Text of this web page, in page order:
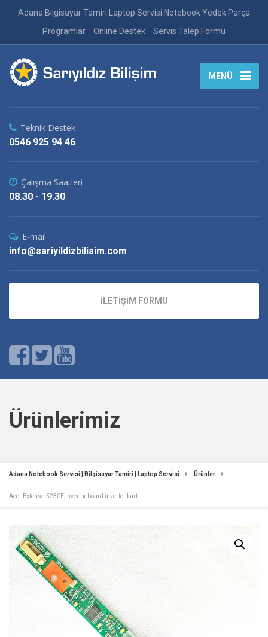
Adana Bilgisayar Tamiri Laptop Servisi Notebook Yedek Parça
Programlar
Online Destek Servis Talep Formu
MENÜ
Teknik Destek
0546 925 94 46
Çalışma Saatleri
08.30 - 19.30
E-mail
info@sariyildizbilisim.com
İLETİŞİM FORMU
Ürünlerimiz
Adana Notebook Servisi | Bilgisayar Tamiri | Laptop Servisi Ürünler
Acer Extensa 5230E invertor board inverter kart